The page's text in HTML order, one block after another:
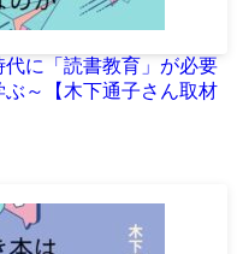
に「読書教育」が必要
～【木下通子さん取材